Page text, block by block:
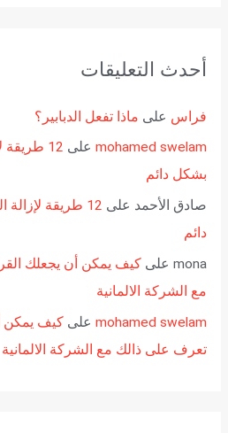
أحدث التعليقات
فراس على ماذا تفعل الدبابير؟
mohamed swelamعلى
12
بشكل دائم
صادق الأحمد على
12 طريقة
دائم
monaعلى كيف يمكن أن يجعلك
مع الشركة الالمانية
mohamed swelamعلى كيف يمكن
تعرف على ذالك مع الشركة الالمانية